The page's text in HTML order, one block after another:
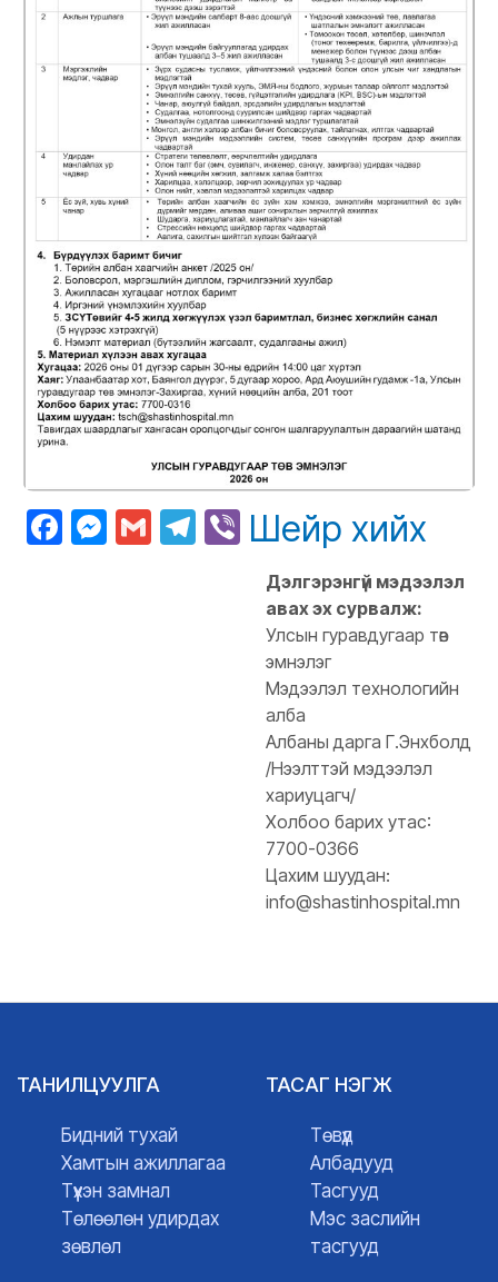
Facebook
Messenger
GmailTelegram
Viber
Шейр хийх
Дэлгэрэнгүй мэдээлэл
авах эх сурвалж:
Улсын гуравдугаар төв
эмнэлэг
Мэдээлэл технологийн
алба
Албаны дарга Г.Энхболд
/Нээлттэй мэдээлэл
хариуцагч/
Холбоо барих утас:
7700-0366
Цахим шуудан:
info@shastinhospital.mn
ТАНИЛЦУУЛГА
Бидний тухай
Хамтын ажиллагаа
Түүхэн замнал
Төлөөлөн удирдах
зөвлөл
ТАСАГ НЭГЖ
Төвүүд
Албадууд
Тасгууд
Мэс заслийн
тасгууд